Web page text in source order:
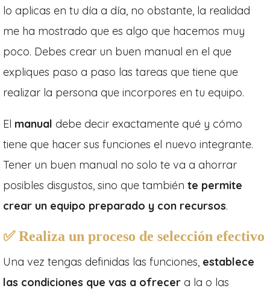
lo aplicas en tu día a día, no obstante, la realidad
me ha mostrado que es algo que hacemos muy
poco. Debes crear un buen manual en el que
expliques paso a paso las tareas que tiene que
realizar la persona que incorpores en tu equipo.
El manual debe decir exactamente qué y cómo
tiene que hacer sus funciones el nuevo integrante.
Tener un buen manual no solo te va a ahorrar
posibles disgustos, sino que también te permite
crear un equipo preparado y con recursos.
✅Realiza un proceso de selección efectivo
Una vez tengas definidas las funciones, establece
las condiciones que vas a ofrecer a la o las